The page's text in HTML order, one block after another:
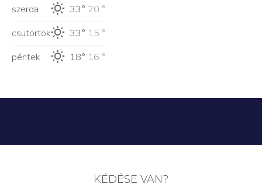
szerda 33° 20 °
csütörtök
33° 15 °
péntek
18° 16 °
KÉDÉSE VAN?